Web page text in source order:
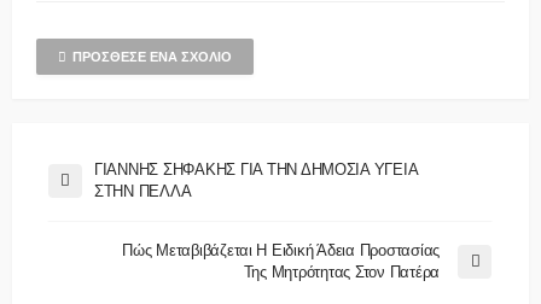
ΠΡΌΣΘΕΣΕ ΈΝΑ ΣΧΌΛΙΟ
ΓΙΑΝΝΗΣ ΣΗΦΑΚΗΣ ΓΙΑ ΤΗΝ ΔΗΜΟΣΙΑ ΥΓΕΙΑ
ΣΤΗΝ ΠΕΛΛΑ
Πώς Μεταβιβάζεται Η Ειδική Άδεια Προστασίας
Της Μητρότητας Στον Πατέρα